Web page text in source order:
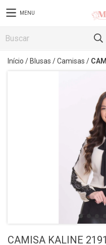
MENU
Início / Blusas /Camisas /
CAMISA KALINE